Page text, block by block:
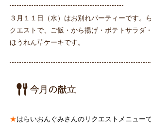
３月１１日（水）はお別れパーティーです。
クエストで、ご飯・から揚げ・ポテトサラダ
ほうれん草ケーキです。
★はらいおんぐみさんのリクエストメニューで